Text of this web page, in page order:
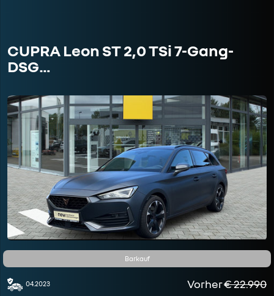
CUPRA Leon ST 2,0 TSi 7-Gang-
DSG…
Barkauf
04.2023 Vorher€ 22.990